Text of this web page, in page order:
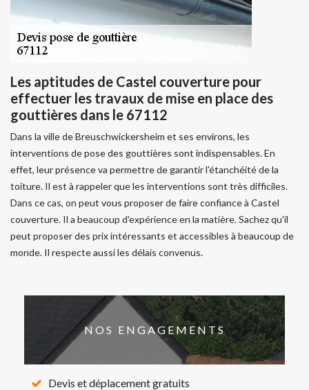
Les aptitudes de Castel couverture pour
effectuer les travaux de mise en place des
gouttières dans le 67112
Dans la ville de Breuschwickersheim et ses environs, les
interventions de pose des gouttières sont indispensables. En
effet, leur présence va permettre de garantir l'étanchéité de la
toiture. Il est à rappeler que les interventions sont très difficiles.
Dans ce cas, on peut vous proposer de faire confiance à Castel
couverture. Il a beaucoup d'expérience en la matière. Sachez qu'il
peut proposer des prix intéressants et accessibles à beaucoup de
monde. Il respecte aussi les délais convenus.
NOS ENGAGEMENTS
Devis et déplacement gratuits